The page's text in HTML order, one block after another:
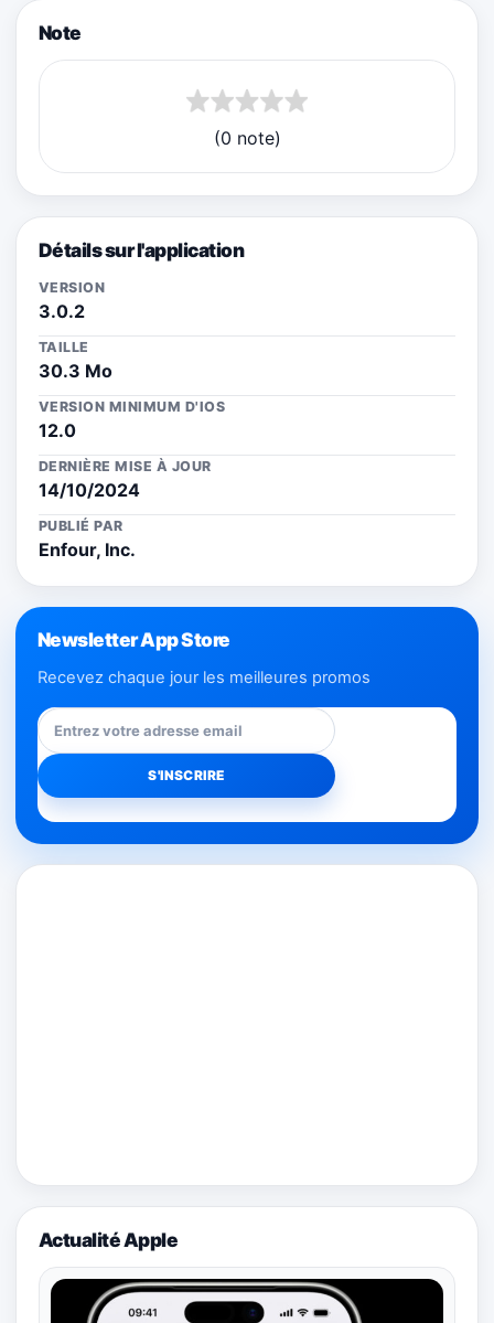
Note
(0 note)
Détails sur l'application
VERSION
3.0.2
TAILLE
30.3 Mo
VERSION MINIMUM D'IOS
12.0
DERNIÈRE MISE À JOUR
14/10/2024
PUBLIÉ PAR
Enfour, Inc.
Newsletter App Store
Recevez chaque jour les meilleures promos
Actualité Apple